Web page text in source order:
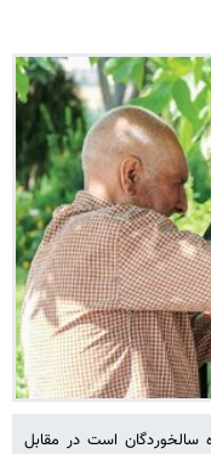
سالخوردگان است در مقابل